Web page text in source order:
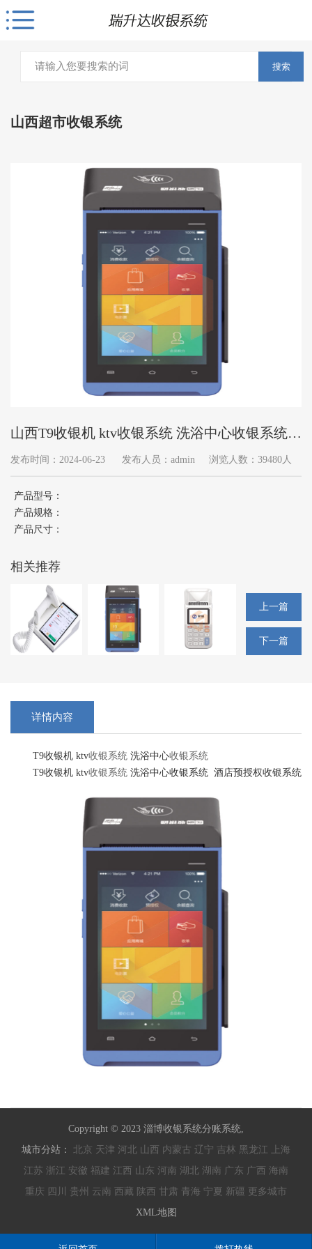
搜索
山西超市收银系统
山西T9收银机 ktv收银系统 洗浴中心收银系统
酒店预授权收银系统
发布时间：2024-06-23 发布人员：admin 浏览人数：39480人
产品型号：
产品规格：
产品尺寸：
相关推荐
上一篇
下一篇
详情内容
T9收银机 ktv收银系统 洗浴中心收银系统
T9收银机 ktv收银系统 洗浴中心收银系统 酒店预授权收银系统
Copyright © 2023 淄博收银系统分账系统,
城市分站： 北京 天津 河北 山西 内蒙古 辽宁 吉林 黑龙江
上海
江苏 浙江 安徽 福建 江西 山东 河南 湖北 湖南 广东 广西 海南
重庆 四川 贵州 云南 西藏 陕西 甘肃 青海 宁夏 新疆 更多城市
XML地图